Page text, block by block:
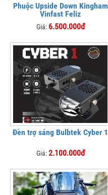
Phuộc Upside Down Kingham
Vinfast Feliz
Giá: 6.500.000đ
Đèn trợ sáng Bulbtek Cyber 1
Giá:2.100.000đ